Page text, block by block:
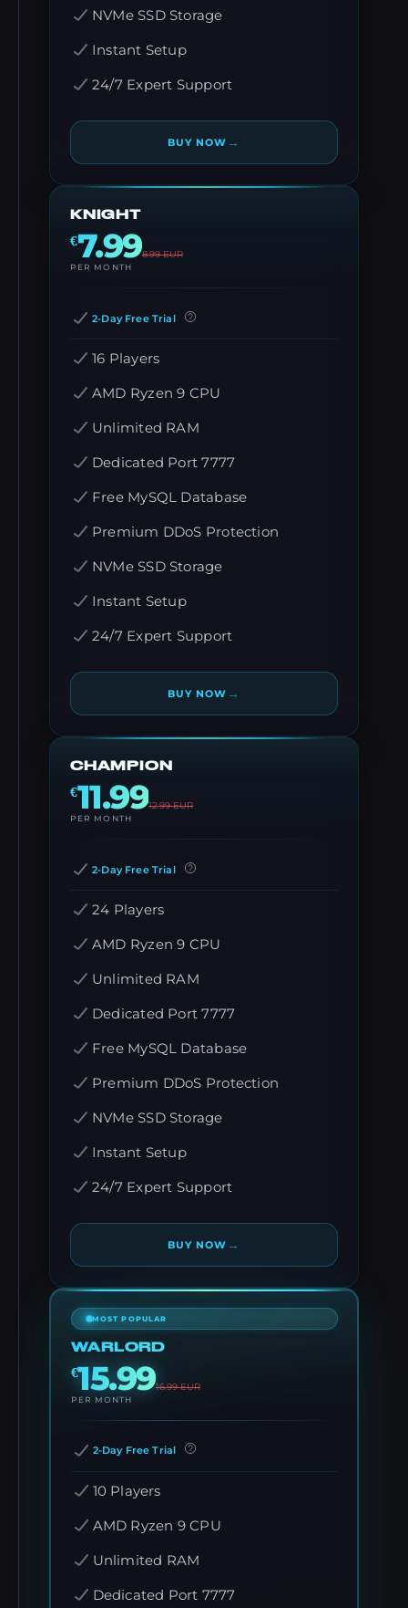
NVMe SSD Storage
Instant Setup
24/7 Expert Support
BUY NOW →
KNIGHT
€7.998.99EUR
PER MONTH
2-Day Free Trial
16 Players
AMD Ryzen 9 CPU
Unlimited RAM
Dedicated Port 7777
Free MySQL Database
Premium DDoS Protection
NVMe SSD Storage
Instant Setup
24/7 Expert Support
BUY NOW →
CHAMPION
€11.9912.99EUR
PER MONTH
2-Day Free Trial
24 Players
AMD Ryzen 9 CPU
Unlimited RAM
Dedicated Port 7777
Free MySQL Database
Premium DDoS Protection
NVMe SSD Storage
Instant Setup
24/7 Expert Support
BUY NOW →
MOST POPULAR
WARLORD
€15.9916.99EUR
PER MONTH
2-Day Free Trial
10 Players
AMD Ryzen 9 CPU
Unlimited RAM
Dedicated Port 7777